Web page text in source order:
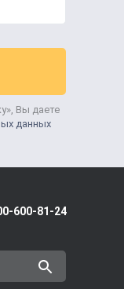
Вы даете
данных
600-81-24